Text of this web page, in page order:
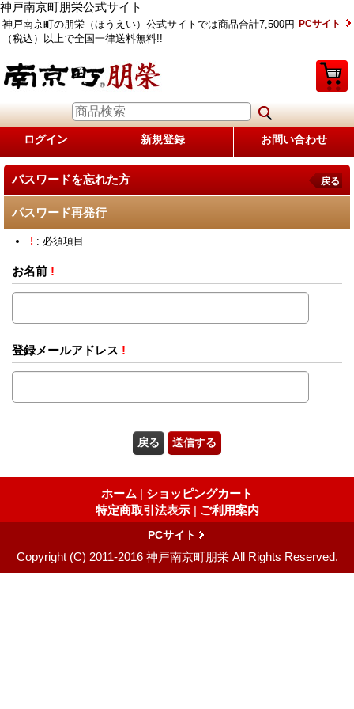
神戸南京町朋栄公式サイト
神戸南京町の朋栄（ほうえい）公式サイトでは商品合計7,500円
（税込）以上で全国一律送料無料!!
PCサイト
ログイン 新規登録 お問い合わせ
パスワードを忘れた方 戻る
パスワード再発行
! : 必須項目
お名前 !
登録メールアドレス !
ホーム | ショッピングカート
特定商取引法表示 | ご利用案内
PCサイト
Copyright (C) 2011-2016 神戸南京町朋栄 All Rights Reserved.